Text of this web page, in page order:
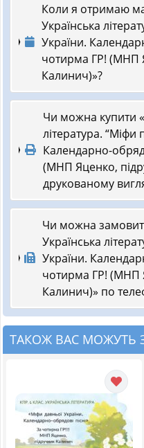
Коли я отримаю
Українська
України.
чотирма ГР! (МНП
Калинич)»?
Чи можна купити
література. “Міфи
Календарно-
(МНП Яценко,
друкованому
Чи можна
Українська
України.
чотирма ГР! (МНП
Калинич)» по
ТАКОЖ ВАС МОЖУТЬ